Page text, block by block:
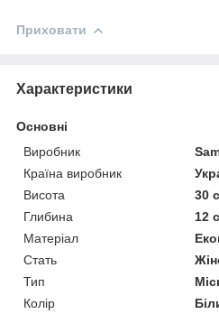
Приховати
Характеристики
Основні
Виробник
Країна виробник
Висота
30
Глибина
12
Матеріал
Стать
Тип
Колір